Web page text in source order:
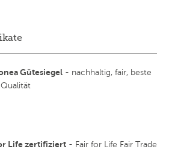
Gütesiegel - nachhaltig, fair, beste
Life zertifiziert - Fair for Life Fair Trade